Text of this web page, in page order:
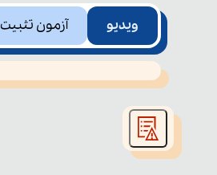
ویدیو آزمون تثبیت
This
is
window.